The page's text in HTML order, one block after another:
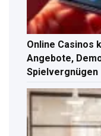
Online Casinos
Angebote,
Spielvergnügen